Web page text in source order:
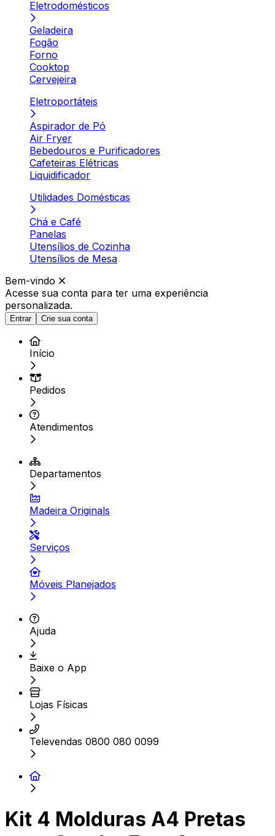
Eletrodomésticos
Geladeira
Fogão
Forno
Cooktop
Cervejeira
Eletroportáteis
Aspirador de Pó
Air Fryer
Bebedouros e Purificadores
Cafeteiras Elétricas
Liquidificador
Utilidades Domésticas
Chá e Café
Panelas
Utensílios de Cozinha
Utensílios de Mesa
Bem-vindo
Acesse sua conta para ter uma experiência
personalizada.
Entrar Crie sua conta
Início
Pedidos
Atendimentos
Departamentos
Madeira Originals
Serviços
Móveis Planejados
Ajuda
Baixe o App
Lojas Físicas
Televendas 0800 080 0099
Kit 4 Molduras A4 Pretas